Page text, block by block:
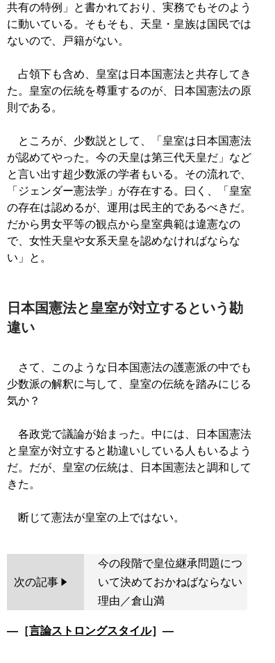
共有の特例」と書かれており、実務でもそのよう
に動いている。そもそも、天皇・皇族は国民では
ないので、戸籍がない。
占領下も含め、皇室は日本国憲法と共存してき
た。皇室の伝統を尊重するのが、日本国憲法の原
則である。
ところが、少数説として、「皇室は日本国憲法
が認めてやった。今の天皇は第三代天皇だ」など
と言い出す超少数派の学者もいる。その流れで、
「ジェンダー憲法学」が存在する。曰く、「皇室
の存在は認めるが、運用は民主的であるべきだ。
だから男女平等の観点から皇室典範は違憲なの
で、女性天皇や女系天皇を認めなければならな
い」と。
日本国憲法と皇室が対立するという勘
違い
さて、このような日本国憲法の護憲派の中でも
少数派の解釈に与して、皇室の伝統を踏みにじる
気か？
各政党で議論が始まった。中には、日本国憲法
と皇室が対立すると勘違いしている人もいるよう
だ。だが、皇室の伝統は、日本国憲法と調和して
きた。
次の記事
今の段階で皇位継承問題につ
いて決めておかねばならない
理由／倉山満
―［言論ストロングスタイル］―